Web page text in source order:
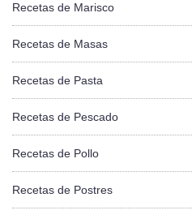
Recetas de Marisco
Recetas de Masas
Recetas de Pasta
Recetas de Pescado
Recetas de Pollo
Recetas de Postres